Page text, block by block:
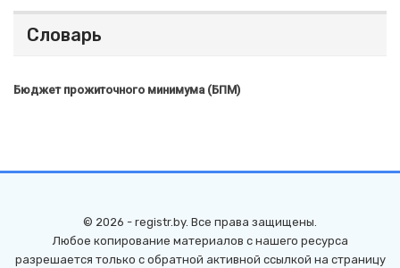
Словарь
Бюджет прожиточного минимума (БПМ)
© 2026 - registr.by. Все права защищены.
Любое копирование материалов с нашего ресурса
разрешается только с обратной активной ссылкой на страницу